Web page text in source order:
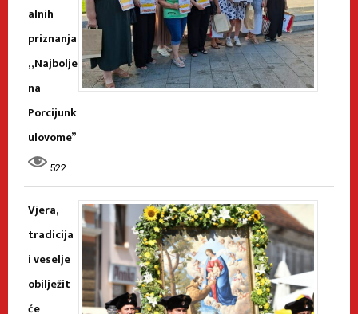
alnih
priznanja
„Najbolje
na
Porcijunk
ulovome”
522
Vjera,
tradicija
i veselje
obilježit
će